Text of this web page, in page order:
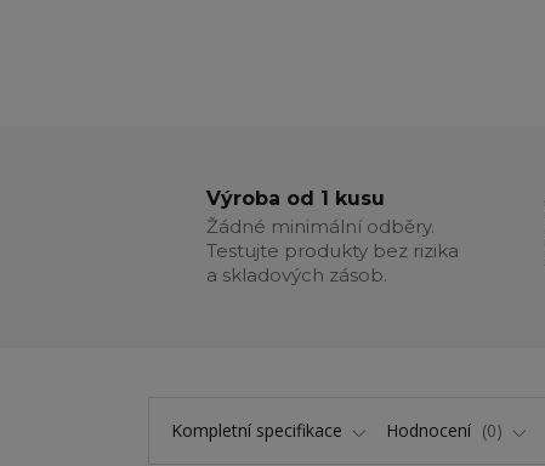
Výroba od 1 kusu
Žádné minimální odběry.
Testujte produkty bez rizika
a skladových zásob.
Kompletní specifikace Hodnocení 0